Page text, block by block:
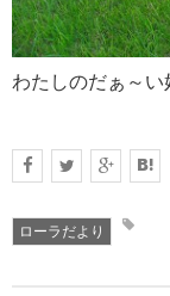
RECRUIT
DATA
わたしのだぁ～
ローラだより